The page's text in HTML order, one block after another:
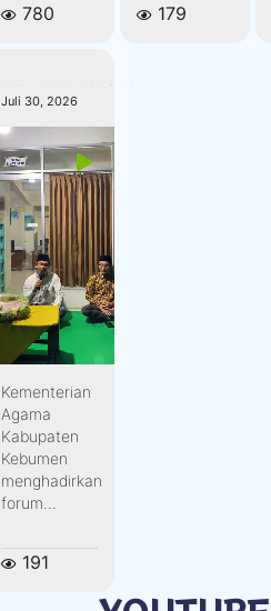
780 179
Juli 30, 2026
Kementerian
Agama
Kabupaten
Kebumen
menghadirkan
forum...
191